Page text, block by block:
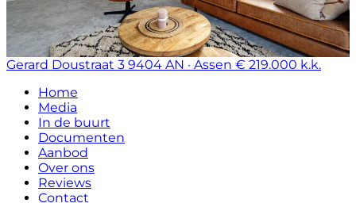
Gerard Doustraat 3 9404 AN · Assen € 219.000 k.k.
Home
Media
In de buurt
Documenten
Aanbod
Over ons
Reviews
Contact